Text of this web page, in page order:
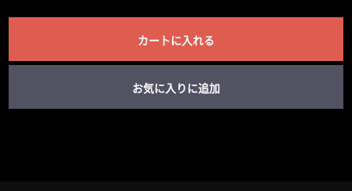
カートに入れる
お気に入りに追加